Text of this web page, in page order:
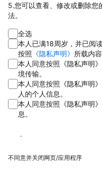
5.您可以查看、修改或删除您
法。
全选
本人已满18周岁，并已阅
按照 《隐私声明》 所载内
本人同意按照《隐私声明
境传输。
本人同意按照《隐私声明
人的个人信息。
本人同意按照《隐私声明
息。
同意
不同意并关闭网页/应用程序